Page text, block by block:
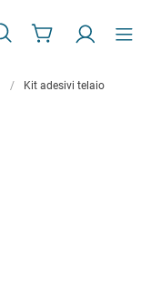
Kit adesivi telaio